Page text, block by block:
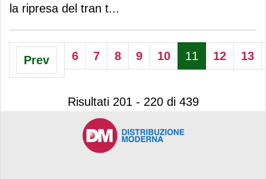
la ripresa del tran t...
Prev 6 7 8 9 10 11 12 13
Risultati 201 - 220 di 439